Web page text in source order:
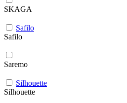
SKAGA
Safilo
Safilo
Saremo
Silhouette
Silhouette